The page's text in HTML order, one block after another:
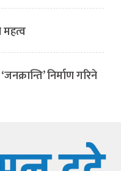
महत्व
निर्माण गरिने